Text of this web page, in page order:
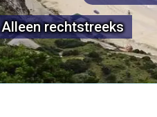
Alleen rechtstreeks